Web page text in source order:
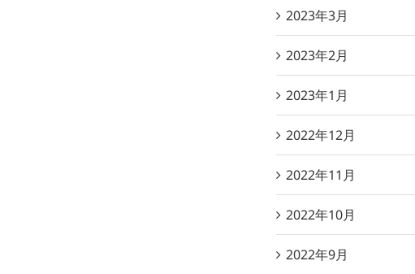
2023年3月
2023年2月
2023年1月
2022年12月
2022年11月
2022年10月
2022年9月